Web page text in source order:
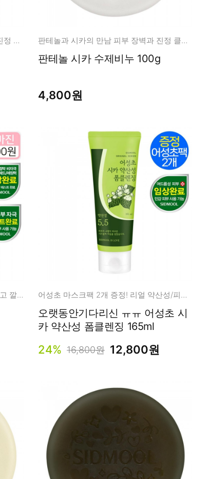
어머니의 사랑을 담은 어성초 약산성 진정 클렌징! 판테놀과 시카의 만남 피부 장벽과 진정 클렌징 케어!
판테놀 시카 수제비누 100g
4,800원
놀라운 사용감 로켓유화력으로 촉촉하고 깔끔한 클렌징! 어성초 마스크팩 2개 증정! 리얼 약산성/피지/진정/모공
오랫동안기다리신 ㅠㅠ 어성초 시
카 약산성 폼클렌징 165ml
24% 16,800원 12,800원